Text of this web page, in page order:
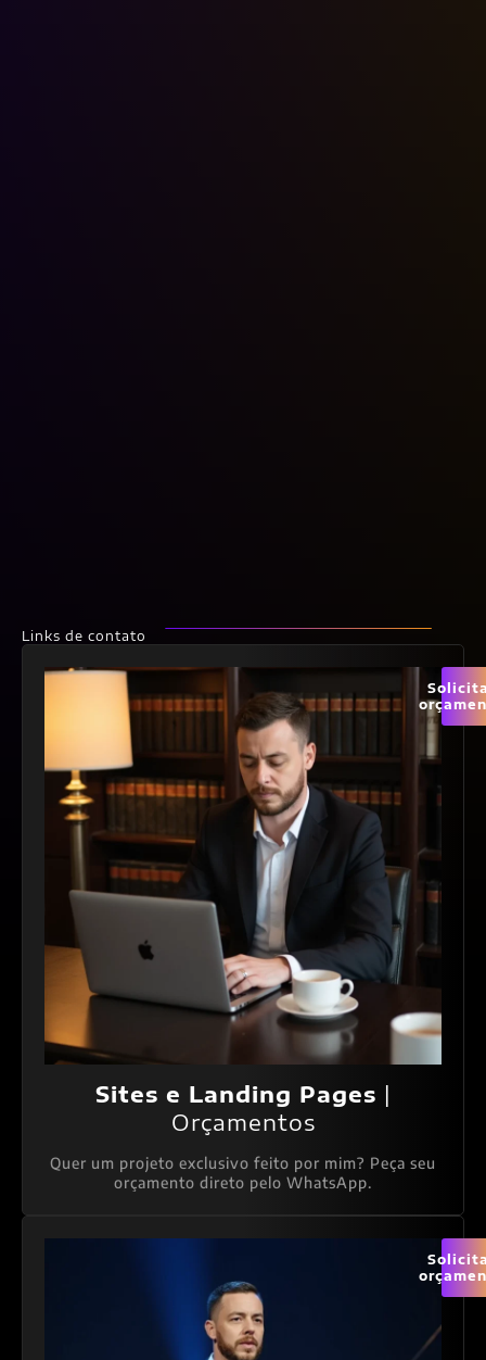
Links de contato
Sites e Landing Pages |
Orçamentos
Quer um projeto exclusivo feito por mim? Peça seu
orçamento direto pelo WhatsApp.